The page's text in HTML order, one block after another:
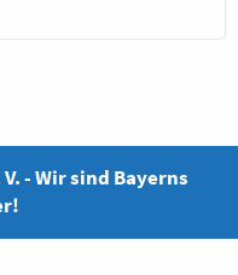
- Wir sind Bayerns